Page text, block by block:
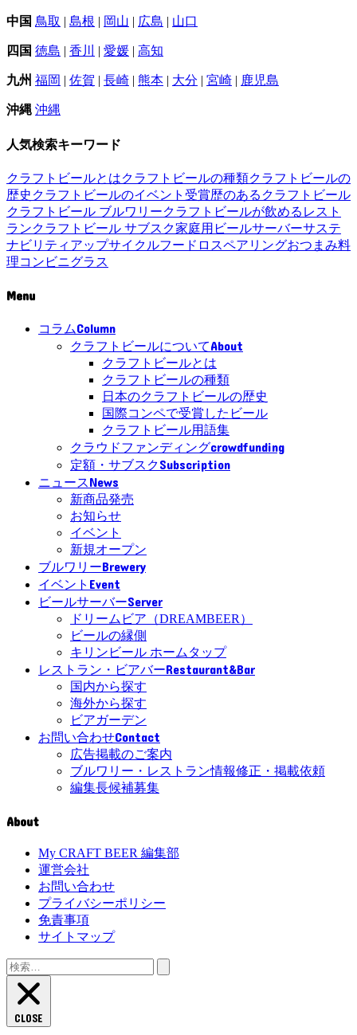
中国 鳥取 | 島根 | 岡山 | 広島 | 山口
四国 徳島 | 香川 | 愛媛 | 高知
九州 福岡 | 佐賀 | 長崎 | 熊本 | 大分 | 宮崎 | 鹿児島
沖縄 沖縄
人気検索キーワード
クラフトビールとはクラフトビールの種類クラフトビールの
歴史 クラフトビールのイベント 受賞歴のあるクラフトビール
クラフトビール ブルワリークラフトビールが飲めるレスト
ランクラフトビール サブスク家庭用ビールサーバーサステ
ナビリティ アップサイクルフードロスペアリングおつまみ料
理コンビニグラス
Menu
コラムColumn
クラフトビールについてAbout
クラフトビールとは
クラフトビールの種類
日本のクラフトビールの歴史
国際コンペで受賞したビール
クラフトビール用語集
クラウドファンディングcrowdfunding
定額・サブスクSubscription
ニュースNews
新商品発売
お知らせ
イベント
新規オープン
ブルワリーBrewery
イベント Event
ビールサーバーServer
ドリームビア（DREAMBEER）
ビールの縁側
キリンビール ホームタップ
レストラン・ビアバーRestaurant&Bar
国内から探す
海外から探す
ビアガーデン
お問い合わせContact
広告掲載のご案内
ブルワリー・レストラン情報修正・掲載依頼
編集長候補募集
About
My CRAFT BEER 編集部
運営会社
お問い合わせ
プライバシーポリシー
免責事項
サイトマップ
検
索:
CLOSE